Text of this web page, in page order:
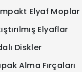
Elyaf Moplar
Elyaflar
Diskler
Alma Fırçaları